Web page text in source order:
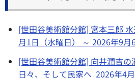
[世田谷美術館分館] 宮本三郎
月1日（水曜日） ～ 2026年9月
[世田谷美術館分館] 向井潤吉
日々、そして民家へ 2026年4